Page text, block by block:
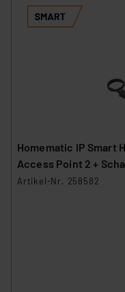
Homematic IP Smart
Access Point 2 +
Artikel-Nr. 258582